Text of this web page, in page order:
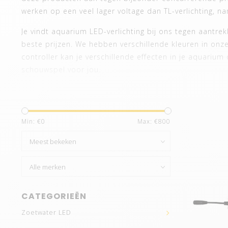
werken op een veel lager voltage dan TL-verlichting,
Je vindt aquarium LED-verlichting bij ons tegen
beste prijzen. We hebben verschillende kleuren in
controller kan je verschillende effecten in je
Onze serie aquariumverlichting is van alle gemakken
controller. De Goldline is makkelijk te plaatsen in alle
We hebben ook nagedacht over de installatie. De
wordt standaard geleverd met beugels die de
makkelijk te klikken in de armatuur.
Min: €0 Max: €800
CATEGORIEËN
Zoetwater LED